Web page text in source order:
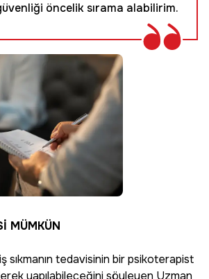
öncelik sırama alabilirim.
MÜMKÜN
sıkmanın tedavisinin bir psikoterapist
yapılabileceğini söyleyen Uzman